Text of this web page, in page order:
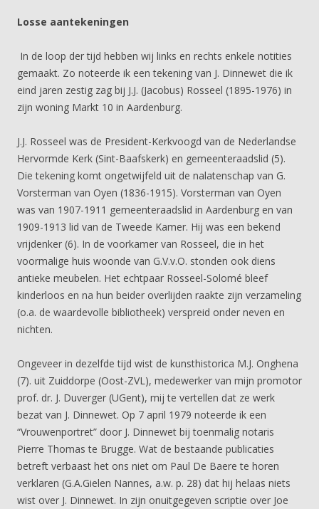
Losse aantekeningen
In de loop der tijd hebben wij links en rechts enkele notities
gemaakt. Zo noteerde ik een tekening van J. Dinnewet die ik
eind jaren zestig zag bij J.J. (Jacobus) Rosseel (1895-1976) in
zijn woning Markt 10 in Aardenburg.
J.J. Rosseel was de President-Kerkvoogd van de Nederlandse
Hervormde Kerk (Sint-Baafskerk) en gemeenteraadslid (5).
Die tekening komt ongetwijfeld uit de nalatenschap van G.
Vorsterman van Oyen (1836-1915). Vorsterman van Oyen
was van 1907-1911 gemeenteraadslid in Aardenburg en van
1909-1913 lid van de Tweede Kamer. Hij was een bekend
vrijdenker (6). In de voorkamer van Rosseel, die in het
voormalige huis woonde van G.V.v.O. stonden ook diens
antieke meubelen. Het echtpaar Rosseel-Solomé bleef
kinderloos en na hun beider overlijden raakte zijn verzameling
(o.a. de waardevolle bibliotheek) verspreid onder neven en
nichten.
Ongeveer in dezelfde tijd wist de kunsthistorica M.J. Onghena
(7). uit Zuiddorpe (Oost-ZVL), medewerker van mijn promotor
prof. dr. J. Duverger (UGent), mij te vertellen dat ze werk
bezat van J. Dinnewet. Op 7 april 1979 noteerde ik een
“Vrouwenportret” door J. Dinnewet bij toenmalig notaris
Pierre Thomas te Brugge. Wat de bestaande publicaties
betreft verbaast het ons niet om Paul De Baere te horen
verklaren (G.A.Gielen Nannes, a.w. p. 28) dat hij helaas niets
wist over J. Dinnewet. In zijn onuitgegeven scriptie over Joe